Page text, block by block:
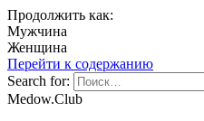
Продолжить как:
Мужчина
Женщина
Перейти к содержанию
Search for:
Medow.Club